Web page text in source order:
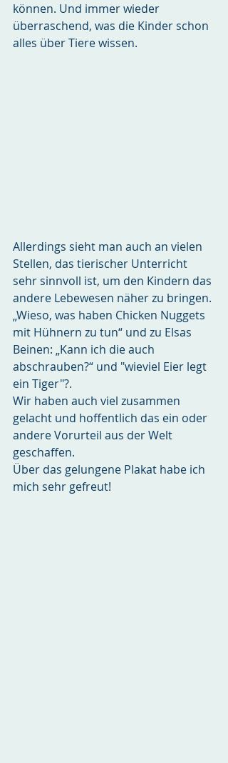
können. Und immer wieder
überraschend, was die Kinder schon
alles über Tiere wissen.
Allerdings sieht man auch an vielen
Stellen, das tierischer Unterricht
sehr sinnvoll ist, um den Kindern das
andere Lebewesen näher zu bringen.
„Wieso, was haben Chicken Nuggets
mit Hühnern zu tun“ und zu Elsas
Beinen: „Kann ich die auch
abschrauben?“ und "wieviel Eier legt
ein Tiger"?.
Wir haben auch viel zusammen
gelacht und hoffentlich das ein oder
andere Vorurteil aus der Welt
geschaffen.
Über das gelungene Plakat habe ich
mich sehr gefreut!